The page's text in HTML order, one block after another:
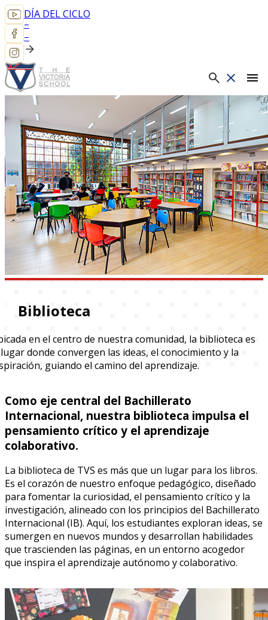
DÍA DEL CICLO
–
–
menu
Biblioteca
en el centro de nuestra comunidad, la biblioteca es
donde convergen las ideas, el conocimiento y la
guiando el camino del aprendizaje.
Como eje central del Bachillerato
Internacional, nuestra biblioteca impulsa el
pensamiento crítico y el aprendizaje
colaborativo.
La biblioteca de TVS es más que un lugar para los libros.
Es el corazón de nuestro enfoque pedagógico, diseñado
para fomentar la curiosidad, el pensamiento crítico y la
investigación, alineado con los principios del Bachillerato
Internacional (IB). Aquí, los estudiantes exploran ideas, se
sumergen en nuevos mundos y desarrollan habilidades
que trascienden las páginas, en un entorno acogedor
que inspira el aprendizaje autónomo y colaborativo.